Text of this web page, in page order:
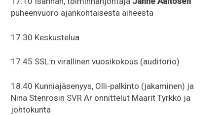
puheenvuoro ajankohtaisesta aiheesta
17.30 Keskustelua
17.45 SSL:n virallinen vuosikokous (auditorio)
18.40 Kunniajäsenyys, Olli-palkinto (jakaminen) ja
Nina Stenrosin SVR Ar onnittelut Maarit Tyrkkö ja
johtokunta